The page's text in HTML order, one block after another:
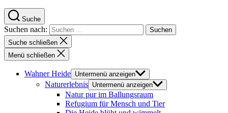
Suche
Suchen nach:
Suche schließen
Menü schließen
Wahner Heide Untermenü anzeigen
Naturerlebnis Untermenü anzeigen
Natur pur im Ballungsraum
Refugium für Mensch und Tier